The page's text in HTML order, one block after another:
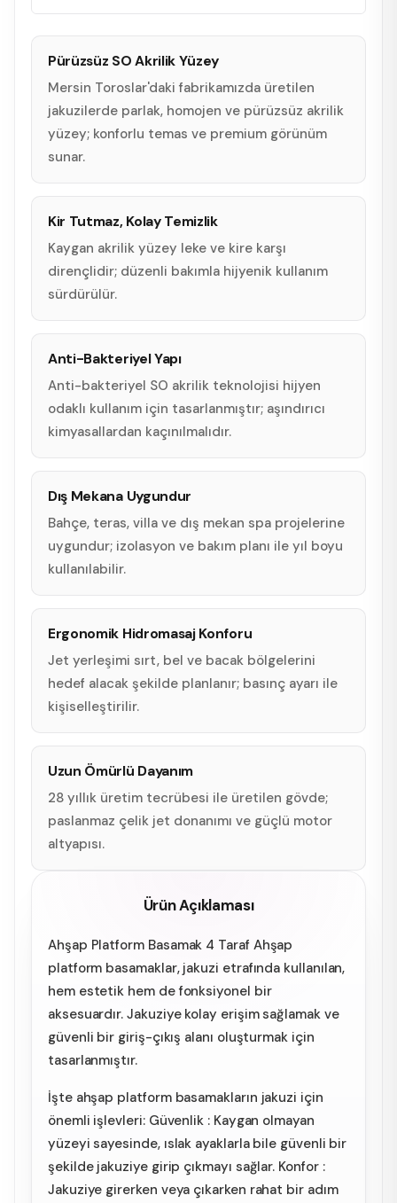
Pürüzsüz SO Akrilik Yüzey
Mersin Toroslar'daki fabrikamızda üretilen
jakuzilerde parlak, homojen ve pürüzsüz akrilik
yüzey; konforlu temas ve premium görünüm
sunar.
Kir Tutmaz, Kolay Temizlik
Kaygan akrilik yüzey leke ve kire karşı
dirençlidir; düzenli bakımla hijyenik kullanım
sürdürülür.
Anti-Bakteriyel Yapı
Anti-bakteriyel SO akrilik teknolojisi hijyen
odaklı kullanım için tasarlanmıştır; aşındırıcı
kimyasallardan kaçınılmalıdır.
Dış Mekana Uygundur
Bahçe, teras, villa ve dış mekan spa projelerine
uygundur; izolasyon ve bakım planı ile yıl boyu
kullanılabilir.
Ergonomik Hidromasaj Konforu
Jet yerleşimi sırt, bel ve bacak bölgelerini
hedef alacak şekilde planlanır; basınç ayarı ile
kişiselleştirilir.
Uzun Ömürlü Dayanım
28 yıllık üretim tecrübesi ile üretilen gövde;
paslanmaz çelik jet donanımı ve güçlü motor
altyapısı.
Ürün Açıklaması
Ahşap Platform Basamak 4 Taraf Ahşap
platform basamaklar, jakuzi etrafında kullanılan,
hem estetik hem de fonksiyonel bir
aksesuardır. Jakuziye kolay erişim sağlamak ve
güvenli bir giriş-çıkış alanı oluşturmak için
tasarlanmıştır.
İşte ahşap platform basamakların jakuzi için
önemli işlevleri: Güvenlik : Kaygan olmayan
yüzeyi sayesinde, ıslak ayaklarla bile güvenli bir
şekilde jakuziye girip çıkmayı sağlar. Konfor :
Jakuziye girerken veya çıkarken rahat bir adım